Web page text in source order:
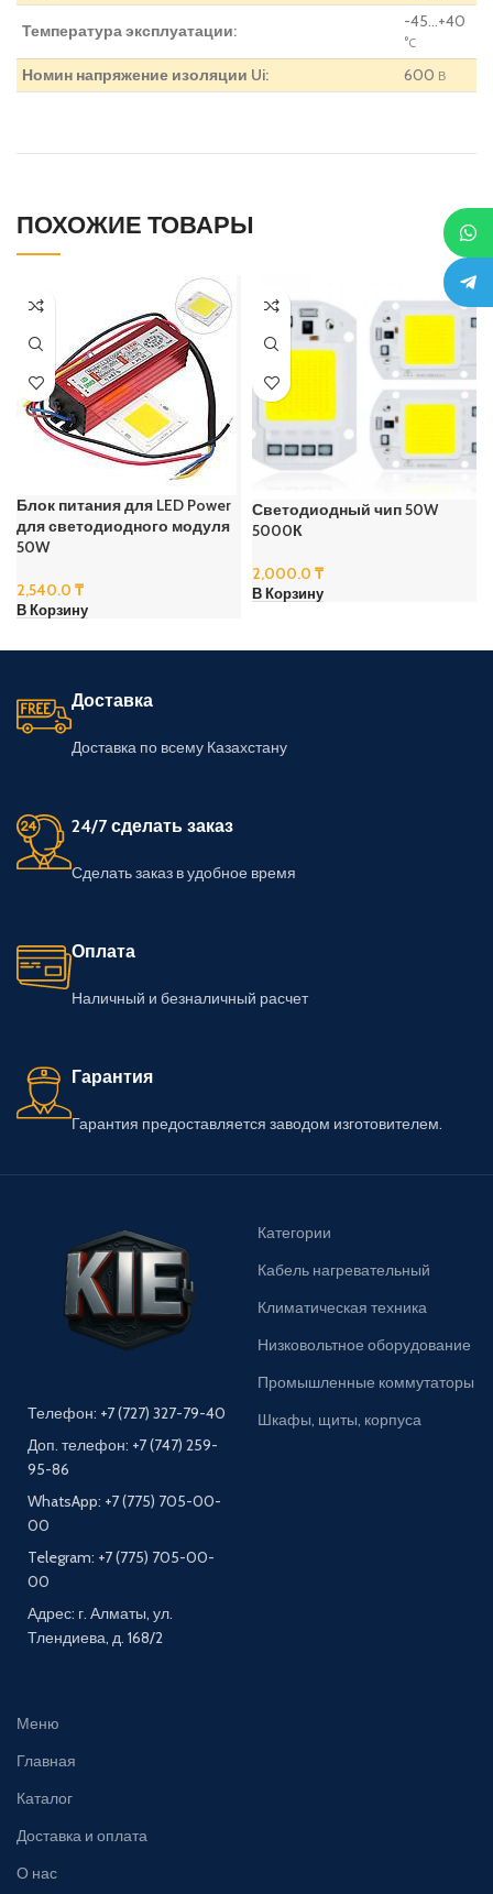
Температура эксплуатации: -45…+40
°C
Номин напряжение изоляции Ui: 600 В
ПОХОЖИЕ ТОВАРЫ
Блок питания для LED Power
для светодиодного модуля
50W
2,540.0 ₸
В Корзину
Светодиодный чип 50W
5000К
2,000.0 ₸
В Корзину
Доставка
Доставка по всему Казахстану
24/7 сделать заказ
Сделать заказ в удобное время
Оплата
Наличный и безналичный расчет
Гарантия
Гарантия предоставляется заводом изготовителем.
Телефон: +7 (727) 327-79-40
Доп. телефон: +7 (747) 259-
95-86
WhatsApp: +7 (775) 705-00-
00
Telegram: +7 (775) 705-00-
00
Адрес: г. Алматы, ул.
Тлендиева, д. 168/2
Категории
Кабель нагревательный
Климатическая техника
Низковольтное оборудование
Промышленные коммутаторы
Шкафы, щиты, корпуса
Меню
Главная
Каталог
Доставка и оплата
О нас